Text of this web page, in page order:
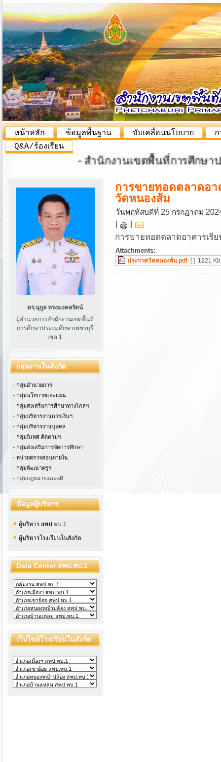
หน้าหลัก ข้อมูลพื้นฐาน ขับเคลื่อนนโยบาย
Q&A/ร้องเรียน
- สำนักงานเขตพื้นที่การศึกษาปร
ดร.นุกูล ทรงมงคลรัตน์
ผู้อำนวยการสำนักงานเขตพื้นที่
การศึกษาประถมศึกษาเพชรบุรี
เขต 1
กลุ่มงานในสังกัด
- กลุ่มอำนวยการ
- กลุ่มนโยบายและแผน
- กลุ่มส่งเสริมการศึกษาทางไกลฯ
- กลุ่มบริหารงานการเงินฯ
- กลุ่มบริหารงานบุคคล
- กลุ่มนิเทศ ติดตามฯ
- กลุ่มส่งเสริมการจัดการศึกษา
- หน่วยตรวจสอบภายใน
- กลุ่มพัฒนาครูฯ
- กลุ่มกฎหมายและคดี
ข้อมูลผู้บริหาร
ผู้บริหาร สพป.พบ.1
ผู้บริหารโรงเรียนในสังกัด
Data Center สพป.พบ.1
เว็บไซต์โรงเรียนในสังกัด
การขายทอดตลาดอา
วัดหนองส้ม
วันพฤหัสบดีที่ 25 กรกฏาคม
การขายทอดตลาดอาคารเรี
Attachments:
ประกาศวัดหนองส้ม.pdf [ ] 1221 Kb